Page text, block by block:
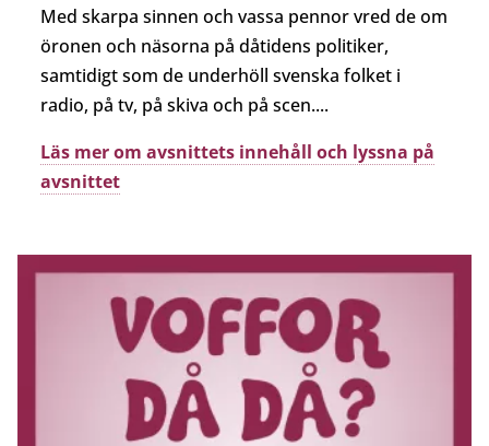
Med skarpa sinnen och vassa pennor vred de om
öronen och näsorna på dåtidens politiker,
samtidigt som de underhöll svenska folket i
radio, på tv, på skiva och på scen....
Läs mer om avsnittets innehåll och lyssna på
avsnittet